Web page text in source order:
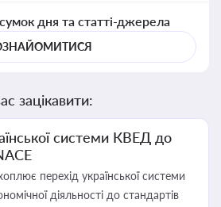
дня та статті-джерела
зацікавити:
системи КВЕД до
перехід української системи
діяльності до стандартів